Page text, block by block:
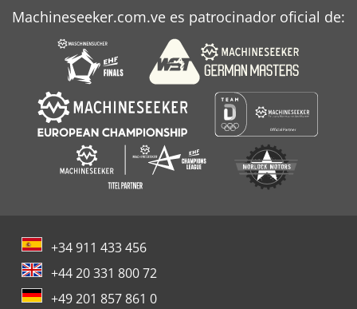
Machineseeker.com.ve es patrocinador oficial de:
+34 911 433 456
+44 20 331 800 72
+49 201 857 861 0